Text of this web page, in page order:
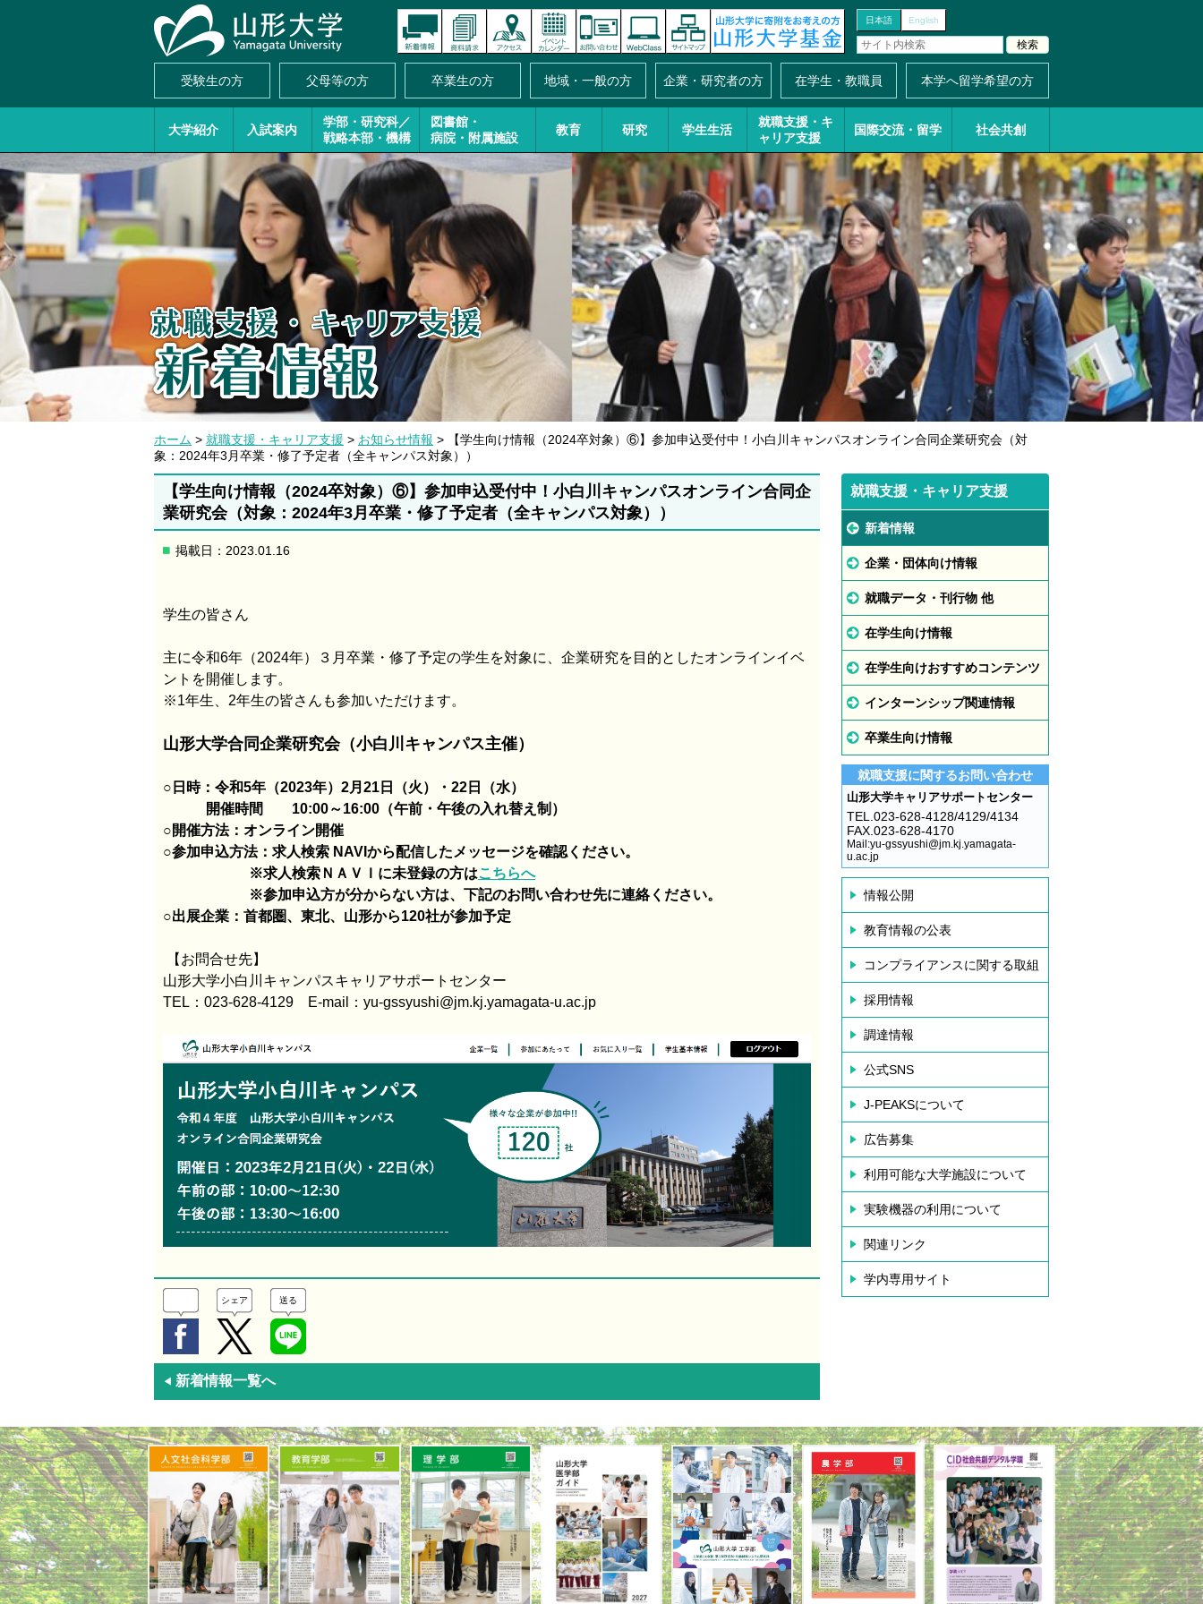
日本語 English
受験生の方 父母等の方 卒業生の方 地域・一般の方 企業・研究者の方 在学生・教職員 本学へ留学希望の方
大学紹介 入試案内
学部・研究科／
戦略本部・機構
図書館・
病院・附属施設
教育 研究 学生生活
就職支援・ キ
ャリア支援
国際交流・留学 社会共創
ホーム > 就職支援・キャリア支援 > お知らせ情報 > 【学生向け情報（2024卒対象）⑥】参加申込受付中！小白川キャンパスオンライン合同企業研究会（対
象：2024年3月卒業・修了予定者（全キャンパス対象））
【学生向け情報（2024卒対象）⑥】参加申込受付中！小白川キャンパスオンライン合同企
業研究会（対象：2024年3月卒業・修了予定者（全キャンパス対象））
掲載日：2023.01.16
学生の皆さん
主に令和6年（2024年）３月卒業・修了予定の学生を対象に、企業研究を目的としたオンラインイベ
ントを開催します。
※1年生、2年生の皆さんも参加いただけます。
山形大学合同企業研究会（小白川キャンパス主催）
○日時：令和5年（2023年）2月21日（火）・22日（水）
開催時間 10:00～16:00（午前・午後の入れ替え制）
○開催方法：オンライン開催
○参加申込方法：求人検索 NAVIから配信したメッセージを確認ください。
※求人検索ＮＡＶＩに未登録の方はこちらへ
※参加申込方が分からない方は、下記のお問い合わせ先に連絡ください。
○出展企業：首都圏、東北、山形から120社が参加予定
【お問合せ先】
山形大学小白川キャンパスキャリアサポートセンター
TEL：023-628-4129 E-mail：yu-gssyushi@jm.kj.yamagata-u.ac.jp
シェア 送る
◀ 新着情報一覧へ
就職支援・キャリア支援
新着情報
企業・団体向け情報
就職データ・刊行物 他
在学生向け情報
在学生向けおすすめコンテンツ
インターンシップ関連情報
卒業生向け情報
就職支援に関するお問い合わせ
山形大学キャリアサポートセンター
TEL.023-628-4128/4129/4134
FAX.023-628-4170
Mail:yu-gssyushi@jm.kj.yamagata-
u.ac.jp
情報公開
教育情報の公表
コンプライアンスに関する取組
採用情報
調達情報
公式SNS
J-PEAKSについて
広告募集
利用可能な大学施設について
実験機器の利用について
関連リンク
学内専用サイト